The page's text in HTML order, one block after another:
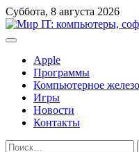
Перейти
к
содержимому
Суббота, 8 августа 2026
Apple
Программы
Компьютерное железо
Игры
Новости
Контакты
Найти: